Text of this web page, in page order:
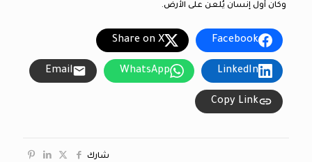
وكان أول إنسان يُلعن على الأرض.
Facebook
Share on X
LinkedIn
WhatsApp
Email
Copy Link
شارك